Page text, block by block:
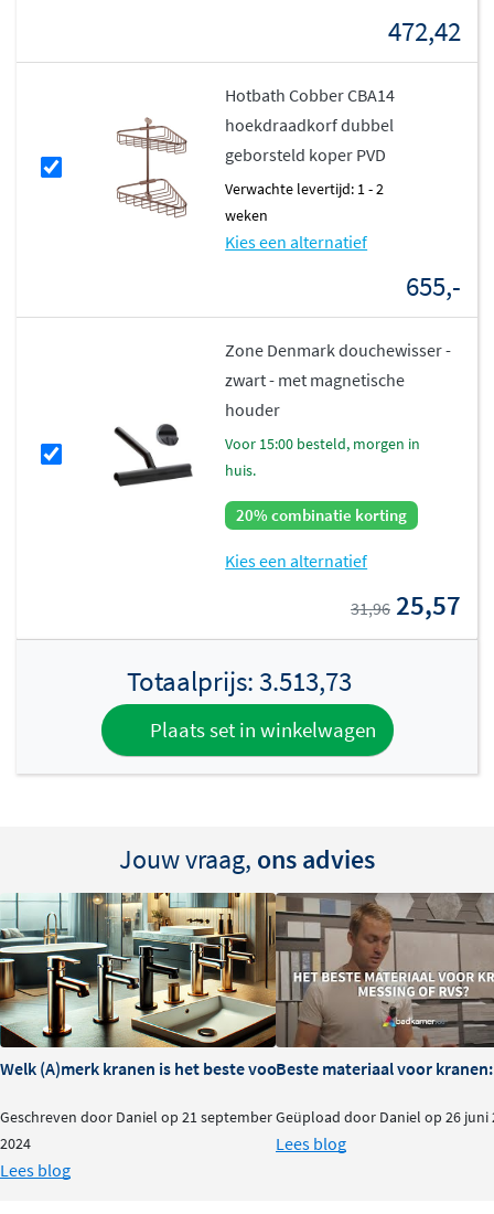
472,42
Hotbath Cobber CBA14
hoekdraadkorf dubbel
geborsteld koper PVD
Verwachte levertijd: 1 - 2
weken
Kies een alternatief
655,-
Zone Denmark douchewisser -
zwart - met magnetische
houder
voor 15:00 besteld, morgen in
huis.
20% combinatie korting
Kies een alternatief
31,96 25,57
Totaalprijs:3.513,73
Plaats set in winkelwagen
Jouw vraag, ons advies
Welk (A)merk kranen is het beste voor je badkamer?
Geschreven door Daniel op 21 september
2024
Lees blog
Beste materiaal voor kranen:
Geüpload door Daniel op 26 juni
Lees blog